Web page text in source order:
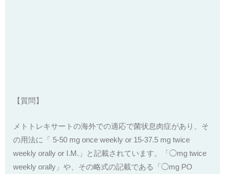
【質問】
メトトレキサートの海外での適応で菌状息肉症があり、そ
の用法に「 5-50 mg once weekly or 15-37.5 mg twice
weekly orally or I.M.」と記載されています。「◯mg twice
weekly orally」や、その略式の記載である「◯mg PO